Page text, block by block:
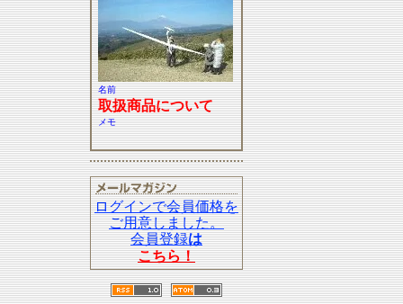
名前
取扱商品について
メモ
ログインで会員価格を
ご用意しました。
会員登録は
こちら！